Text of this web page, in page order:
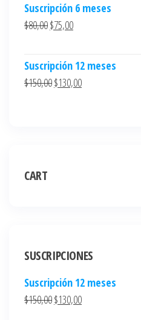
Suscripción 6 meses
$80,00$75,00
Suscripción 12 meses
$150,00$130,00
CART
SUSCRIPCIONES
Suscripción 12 meses
$150,00$130,00